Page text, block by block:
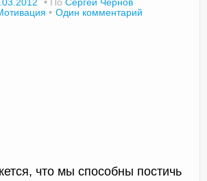
Один комментарий
что мы способны постичь